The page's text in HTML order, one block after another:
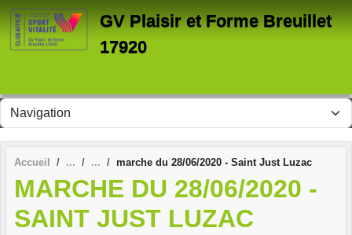
GV Plaisir et Forme Breuillet
17920
Accueil marche du 28/06/2020 - Saint Just Luzac
MARCHE DU 28/06/2020 -
SAINT JUST LUZAC
Panneau de gestion des cookies